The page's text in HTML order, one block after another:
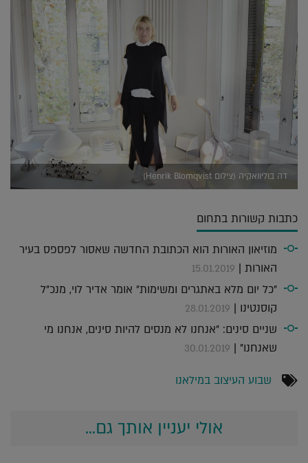
דה בוליוואקיה (צילום Henrik Blomqvist)
כתבות קשורות בתחום
מוזיאון האורות הוא הכתובת החדשה שאסור לפספס בעיר
האורות | 15.01.2019
"כל יום מלא באתגרים ומשימות" אומר אדיר לוי, מנכ"ל
קוסנטינו | 28.01.2019
שניים סינים: "אנחנו לא מנסים להיות סינים, אנחנו מי
שאנחנו" | 30.01.2019
שבוע העיצוב במילאנו
אולי יעניין אותך גם...